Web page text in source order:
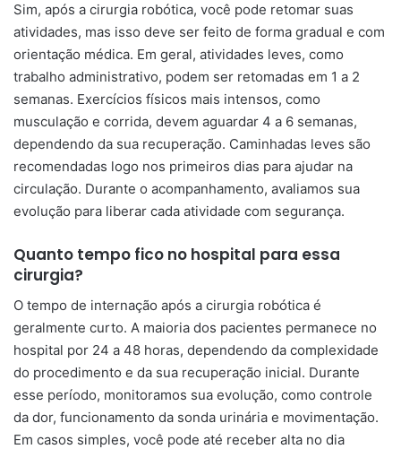
Sim, após a cirurgia robótica, você pode retomar suas
atividades, mas isso deve ser feito de forma gradual e com
orientação médica. Em geral, atividades leves, como
trabalho administrativo, podem ser retomadas em 1 a 2
semanas. Exercícios físicos mais intensos, como
musculação e corrida, devem aguardar 4 a 6 semanas,
dependendo da sua recuperação. Caminhadas leves são
recomendadas logo nos primeiros dias para ajudar na
circulação. Durante o acompanhamento, avaliamos sua
evolução para liberar cada atividade com segurança.
Quanto tempo fico no hospital para essa
cirurgia?
O tempo de internação após a cirurgia robótica é
geralmente curto. A maioria dos pacientes permanece no
hospital por 24 a 48 horas, dependendo da complexidade
do procedimento e da sua recuperação inicial. Durante
esse período, monitoramos sua evolução, como controle
da dor, funcionamento da sonda urinária e movimentação.
Em casos simples, você pode até receber alta no dia